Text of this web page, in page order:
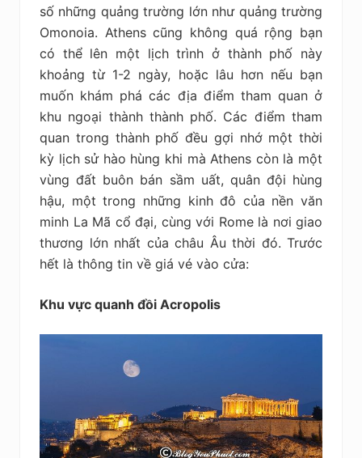
số những quảng trường lớn như quảng trường
Omonoia. Athens cũng không quá rộng bạn
có thể lên một lịch trình ở thành phố này
khoảng từ 1-2 ngày, hoặc lâu hơn nếu bạn
muốn khám phá các địa điểm tham quan ở
khu ngoại thành thành phố. Các điểm tham
quan trong thành phố đều gợi nhớ một thời
kỳ lịch sử hào hùng khi mà Athens còn là một
vùng đất buôn bán sầm uất, quân đội hùng
hậu, một trong những kinh đô của nền văn
minh La Mã cổ đại, cùng với Rome là nơi giao
thương lớn nhất của châu Âu thời đó. Trước
hết là thông tin về giá vé vào cửa:
Khu vực quanh đồi Acropolis